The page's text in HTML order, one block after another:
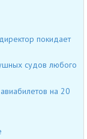
покидает
судов любого
на 20